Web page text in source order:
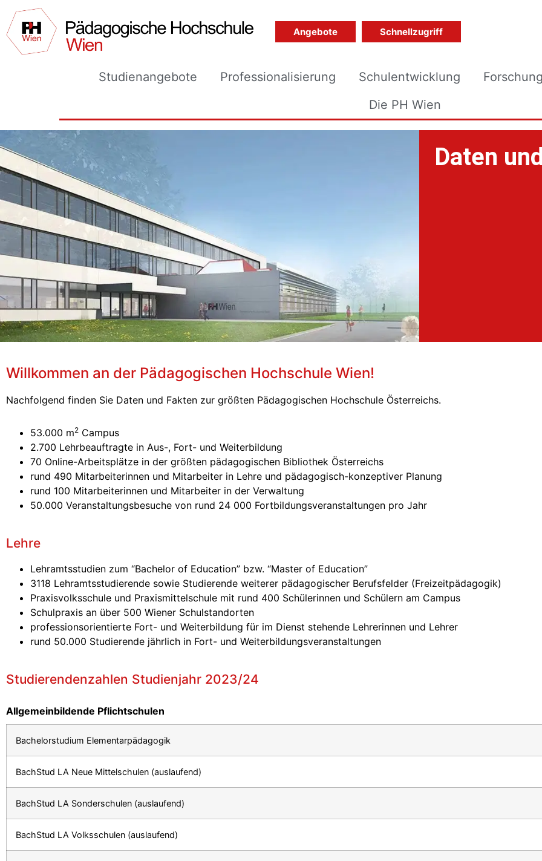
Angebote Schnellzugriff
Studienangebote Professionalisierung Schulentwicklung Forschung
Die PH Wien
Daten
Willkommen an der Pädagogischen Hochschule Wien!
Nachfolgend finden Sie Daten und Fakten zur größten Pädagogischen Hochschule Österreichs.
53.000 m2 Campus
2.700 Lehrbeauftragte in Aus-, Fort- und Weiterbildung
70 Online-Arbeitsplätze in der größten pädagogischen Bibliothek Österreichs
rund 490 Mitarbeiterinnen und Mitarbeiter in Lehre und pädagogisch-konzeptiver Planung
rund 100 Mitarbeiterinnen und Mitarbeiter in der Verwaltung
50.000 Veranstaltungsbesuche von rund 24 000 Fortbildungsveranstaltungen pro Jahr
Lehre
Lehramtsstudien zum “Bachelor of Education” bzw. “Master of Education”
3118 Lehramtsstudierende sowie Studierende weiterer pädagogischer Berufsfelder (Freizeitpädagogik)
Praxisvolksschule und Praxismittelschule mit rund 400 Schülerinnen und Schülern am Campus
Schulpraxis an über 500 Wiener Schulstandorten
professionsorientierte Fort- und Weiterbildung für im Dienst stehende Lehrerinnen und Lehrer
rund 50.000 Studierende jährlich in Fort- und Weiterbildungsveranstaltungen
Studierendenzahlen Studienjahr 2023/24
Allgemeinbildende Pflichtschulen
Bachelorstudium Elementarpädagogik
BachStud LA Neue Mittelschulen (auslaufend)
BachStud LA Sonderschulen (auslaufend)
BachStud LA Volksschulen (auslaufend)